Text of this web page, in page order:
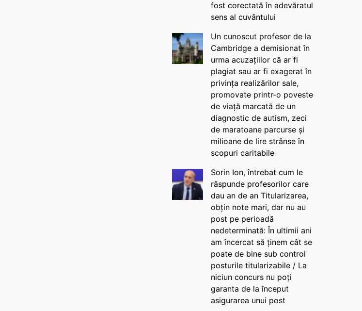
fost corectată în adevăratul
sens al cuvântului
Un cunoscut profesor de la
Cambridge a demisionat în
urma acuzațiilor că ar fi
plagiat sau ar fi exagerat în
privința realizărilor sale,
promovate printr-o poveste
de viață marcată de un
diagnostic de autism, zeci
de maratoane parcurse și
milioane de lire strânse în
scopuri caritabile
Sorin Ion, întrebat cum le
răspunde profesorilor care
dau an de an Titularizarea,
obțin note mari, dar nu au
post pe perioadă
nedeterminată: În ultimii ani
am încercat să ținem cât se
poate de bine sub control
posturile titularizabile / La
niciun concurs nu poți
garanta de la început
asigurarea unui post